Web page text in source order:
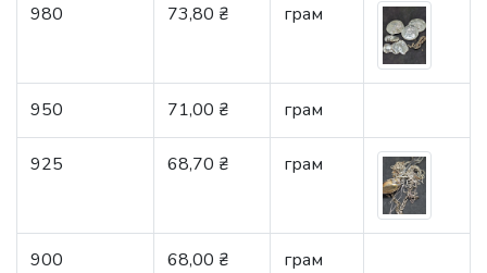
980 73,80 ₴ грам
950 71,00 ₴ грам
925 68,70 ₴ грам
900 68,00 ₴ грам